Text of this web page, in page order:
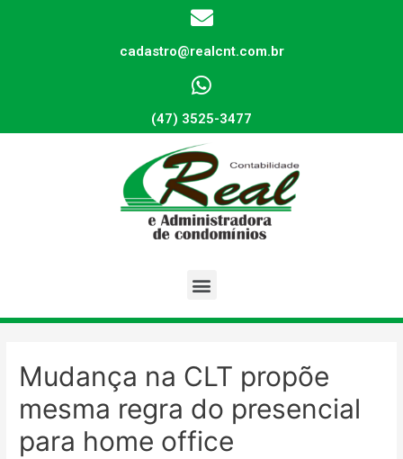
cadastro@realcnt.com.br
(47) 3525-3477
Mudança na CLT propõe
mesma regra do presencial
para home office